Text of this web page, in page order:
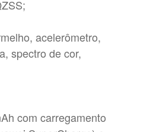
acelerômetro,
spectro de cor,
com carregamento